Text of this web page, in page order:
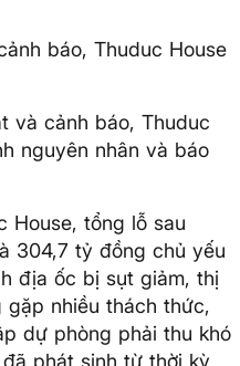
báo, Thuduc House
và cảnh báo, Thuduc
nguyên nhân và báo
House, tổng lỗ sau
304,7 tỷ đồng chủ yếu
địa ốc bị sụt giảm, thị
nhiều thách thức,
dự phòng phải thu khó
phát sinh từ thời kỳ